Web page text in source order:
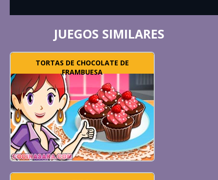
JUEGOS SIMILARES
TORTAS DE CHOCOLATE DE
FRAMBUESA